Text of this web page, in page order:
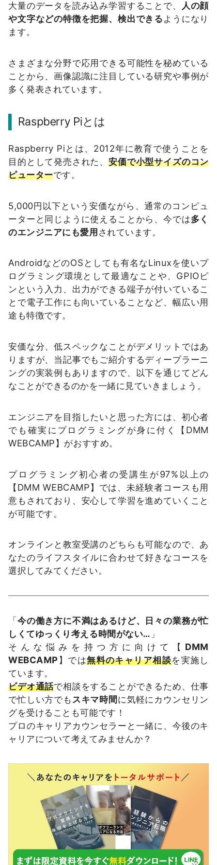
大量のデータを読み込み学習することで、
人の顔
や文字などの特徴を把握、検出できるようになり
ます。
さまざまな分野で応用できる可能性を秘めている
ことから、画像認識に注目している研究や事例が
多く発表されています。
Raspberry Piとは
Raspberry Piとは、2012年に教育で使うことを
目的として発売された、安価で小型サイズのコン
ピューターです。
5,000円以下という安価ながら、通常のコンピュ
ーターと同じように使えることから、今では多く
のエンジニアにも愛用されています。
AndroidなどのOSとしても有名なLinuxを使いプ
ログラミング環境として最適なことや、GPIOピ
ンという入力、出力ができる端子が付いているこ
とで電子工作にも向いていることなど、幅広い用
途も特徴です。
安価な分、低スペックなことがデメリットではあ
りますが、当記事でもご紹介するディープラーニ
ングの実装例もありますので、以下を通じてどん
なことができるのかを一緒に見ていきましょう。
エンジニアを目指したいと思った方には、初心者
でも確実にプログラミングが身に付く【DMM
WEBCAMP】がおすすめ。
プログラミング初心者の受講生が97%以上の
【DMM WEBCAMP】では、未経験者コースも用
意もされており、安心して学習を進めていくこと
が可能です。
オンラインと教室受講のどちらも可能なので、あ
なたのライフスタイルに合わせて好きなコースを
選択してみてください。
「今の働き方に不満はあるけど、日々の業務が忙
しくてゆっくり考える時間がない… 」
そんな悩みを持つ方に向けて【 DMM
WEBCAMP】では無料のキャリア相談を実施し
ています。
ビデオ通話で相談をすることができるため、仕事
で忙しい方でも スキマ時間に気軽にカウンセリン
グを受けることも可能です！
プロのキャリアカウンセラーと一緒に、今後のキ
ャリアについて考えてみませんか？